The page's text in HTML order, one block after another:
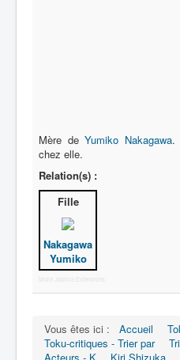
Transformation
Équipement
Mecha
Objet
Lieu
Fanservice
Mère de Yumiko Nakagawa.
chez elle.
Relation(s) :
Fille
Nakagawa
Yumiko
More Joomla Extensions
Vous êtes ici : Accueil
Toku-critiques - Trier par